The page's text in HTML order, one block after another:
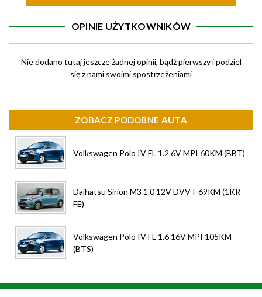
OPINIE UŻYTKOWNIKÓW
Nie dodano tutaj jeszcze żadnej opinii, bądż pierwszy i podziel
się z nami swoimi spostrzeżeniami
ZOBACZ PODOBNE AUTA
Volkswagen Polo IV FL 1.2 6V MPI 60KM (BBT)
Daihatsu Sirion M3 1.0 12V DVVT 69KM (1KR-
FE)
Volkswagen Polo IV FL 1.6 16V MPI 105KM
(BTS)